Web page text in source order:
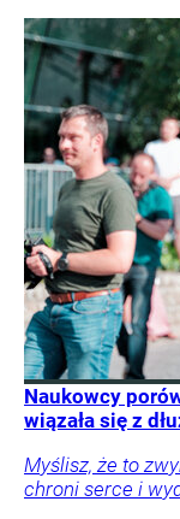
Naukowcy
wiązała się z
Myślisz, że to
chroni serce i